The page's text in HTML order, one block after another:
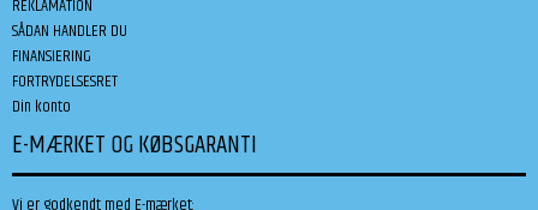
REKLAMATION
SÅDAN HANDLER DU
FINANSIERING
FORTRYDELSESRET
Din konto
E-MÆRKET OG KØBSGARANTI
Vi er godkendt med E-mærket: